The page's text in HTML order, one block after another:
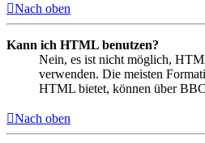
Nach oben
Kann ich HTML benutzen?
Nein, es ist nicht möglich,
verwenden. Die meisten
HTML bietet, können über
Nach oben